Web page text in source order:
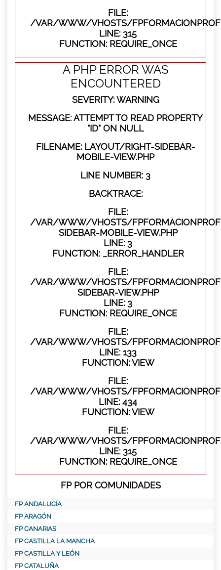
FILE:
/VAR/WWW/VHOSTS/
LINE: 315
FUNCTION: REQUIRE_ONCE
A PHP ERROR WAS
ENCOUNTERED
SEVERITY: WARNING
MESSAGE: ATTEMPT TO READ PROPERTY
"ID" ON NULL
FILENAME: LAYOUT/RIGHT-SIDEBAR-
MOBILE-VIEW.PHP
LINE NUMBER: 3
BACKTRACE:
FILE:
/VAR/WWW/VHOSTS/
SIDEBAR-MOBILE-VIEW.PHP
LINE: 3
FUNCTION: _ERROR_HANDLER
FILE:
/VAR/WWW/VHOSTS/
SIDEBAR-VIEW.PHP
LINE: 3
FUNCTION: REQUIRE_ONCE
FILE:
/VAR/WWW/VHOSTS/
LINE: 133
FUNCTION: VIEW
FILE:
/VAR/WWW/VHOSTS/
LINE: 434
FUNCTION: VIEW
FILE:
/VAR/WWW/VHOSTS/
LINE: 315
FUNCTION: REQUIRE_ONCE
FP POR COMUNIDADES
FP ANDALUCÍA
FP ARAGÓN
FP CANARIAS
FP CASTILLA LA MANCHA
FP CASTILLA Y LEÓN
FP CATALUÑA